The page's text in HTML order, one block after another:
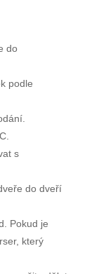
do
podle
s
do dveří
Pokud je
který